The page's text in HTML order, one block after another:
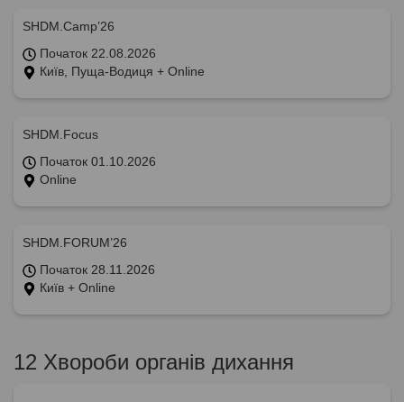
SHDM.Camp’26
Початок 22.08.2026
Київ, Пуща-Водиця + Online
SHDM.Focus
Початок 01.10.2026
Online
SHDM.FORUM’26
Початок 28.11.2026
Київ + Online
12 Хвороби органів дихання